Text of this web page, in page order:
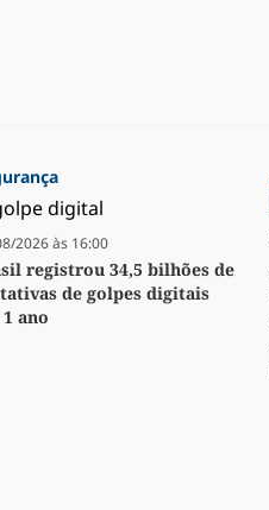
2026 às 16:00
registrou 34,5 bilhões de
de golpes digitais
ano